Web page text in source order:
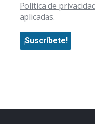
Política de
aplicadas.